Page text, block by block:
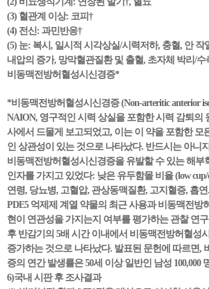
(3) 혈관계 이상: 코피†
(4) 전신: 과민반응†
(5) 눈: 복시, 일시적 시각상실/시력저하, 충혈, 안 작
내압의 증가, 망막혈관질환 및 출혈, 초자체 박리/
비동맥전방허혈성시신경증*
*비동맥전방허혈성시신경증 (Non-arteritic anterior
NAION, 영구적인 시력 상실을 포함한 시력 감퇴의
사에서 드물게 보고되었고, 이는 이 약을 포함한 모
인 상관성이 있는 것으로 나타났다. 반드시는 아니
비동맥전방허혈성시신경증을 유발할 수 있는 해부
인자를 가지고 있었다: 낮은 유두함몰 비율 (low cup/
연령, 당뇨병, 고혈압, 관상동맥질환, 고지혈증, 흡연.
PDE5 억제제 계열 약물의 최근 사용과 비동맥전방
현이 연관성을 가지는지 여부를 평가하는 관찰 연
후 반감기의 5배 시간 이내에서 비동맥전방허혈성
증가하는 것으로 나타났다. 발표된 문헌에 따르면,
증의 연간 발생률은 50세 이상 일반인 남성 100,000
6)국내 시판 후 조사결과